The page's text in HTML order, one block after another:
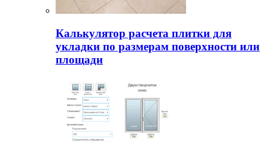
Калькулятор расчета плитки для
укладки по размерам поверхности или
площади